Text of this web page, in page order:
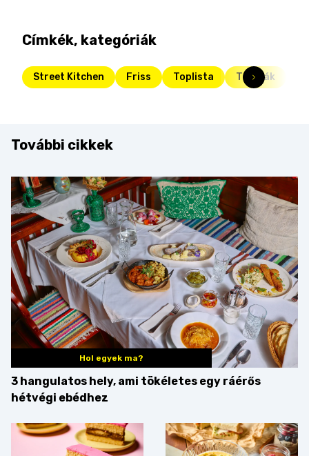
Címkék, kategóriák
Street Kitchen Friss Toplista Tészták
További cikkek
Hol egyek ma?
3 hangulatos hely, ami tökéletes egy ráérős
hétvégi ebédhez